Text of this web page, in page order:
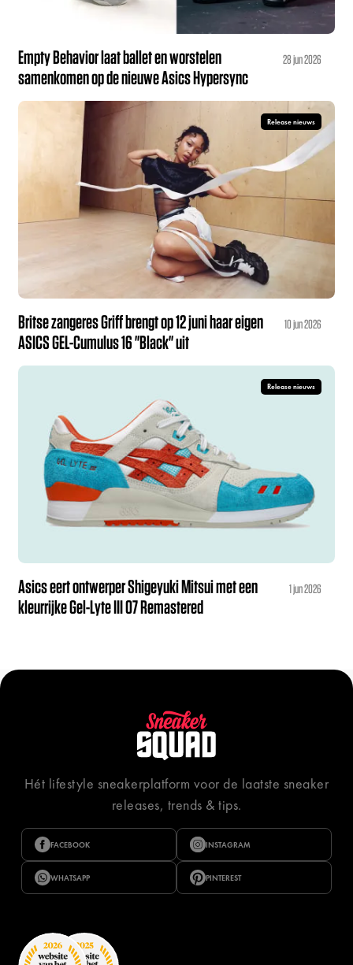
Empty Behavior laat ballet en worstelen
samenkomen op de nieuwe Asics Hypersync
28 jun 2026
Release nieuws
Britse zangeres Griff brengt op 12 juni haar eigen
ASICS GEL-Cumulus 16 "Black" uit
10 jun 2026
Release nieuws
Asics eert ontwerper Shigeyuki Mitsui met een
kleurrijke Gel-Lyte III 07 Remastered
1 jun 2026
Hét lifestyle sneakerplatform voor de laatste sneaker
releases, trends & tips.
FACEBOOK INSTAGRAM
WHATSAPP PINTEREST